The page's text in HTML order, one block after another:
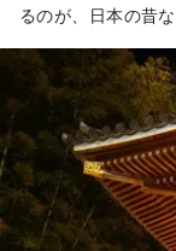
るのが、日本の昔